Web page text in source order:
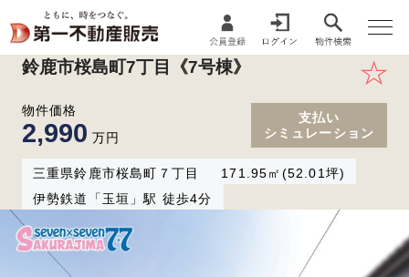
鈴鹿市桜島町7丁目《7号棟》
物件価格
2,990 万円
支払い
シミュレーション
三重県鈴鹿市桜島町 ７丁目
171.95㎡(52.01坪)
伊勢鉄道「玉垣」駅 徒歩4分